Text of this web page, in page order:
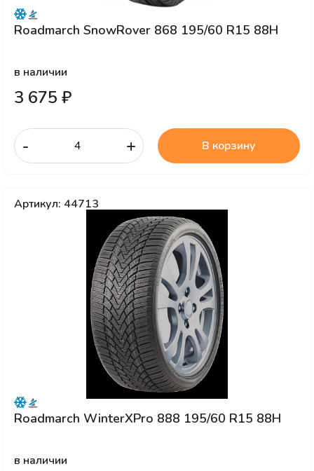
Roadmarch SnowRover 868 195/60 R15 88H
в наличии
3 675 ₽
- + В корзину
Артикул: 44713
Roadmarch WinterXPro 888 195/60 R15 88H
в наличии